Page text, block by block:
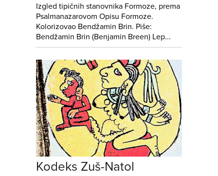
Izgled tipičnih stanovnika Formoze, prema
Psalmanazarovom Opisu Formoze.
Kolorizovao Bendžamin Brin. Piše:
Bendžamin Brin (Benjamin Breen) Lep...
Kodeks Zuš-Natol